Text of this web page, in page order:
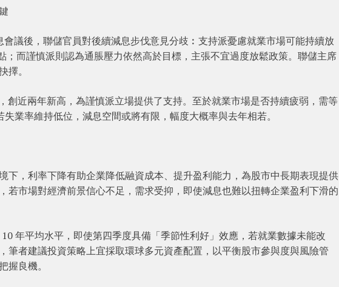
議後，聯儲官員對後續減息步伐意見分歧︰支持派憂慮就業市場可能持續放
；而謹慎派則認為通脹壓力依然高於目標，主張不宜過度放鬆政策。聯儲主席
。
創近兩年新高，為謹慎派立場提供了支持。至於就業市場是否持續疲弱，需等
業率維持低位，減息空間或將有限，幅度大概率與去年相若。
下，利率下降有助企業降低融資成本、提升盈利能力，為股市中長期表現提供
若市場對經濟前景信心不足，需求受抑，即使減息也難以扭轉企業盈利下滑的
年平均水平，即使第四季度具備「季節性利好」效應，若就業數據未能改
筆者建議投資策略上宜採取環球多元資產配置，以平衡股市參與度與風險管
握良機。